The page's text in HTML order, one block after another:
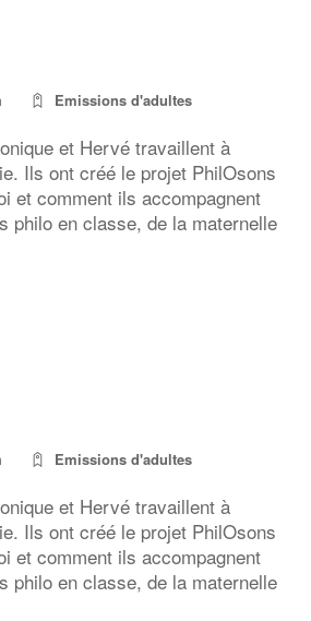
Emissions d'adultes
et Hervé travaillent à
Ils ont créé le projet PhilOsons
et comment ils accompagnent
philo en classe, de la maternelle
Emissions d'adultes
et Hervé travaillent à
Ils ont créé le projet PhilOsons
et comment ils accompagnent
philo en classe, de la maternelle